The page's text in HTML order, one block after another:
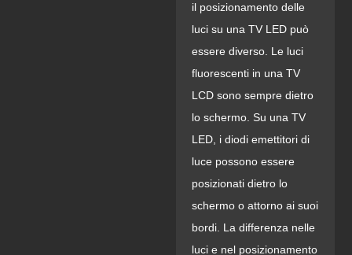
il posizionamento delle
luci su una TV LED può
essere diverso. Le luci
fluorescenti in una TV
LCD sono sempre dietro
lo schermo. Su una TV
LED, i diodi emettitori di
luce possono essere
posizionati dietro lo
schermo o attorno ai suoi
bordi. La differenza nelle
luci e nel posizionamento